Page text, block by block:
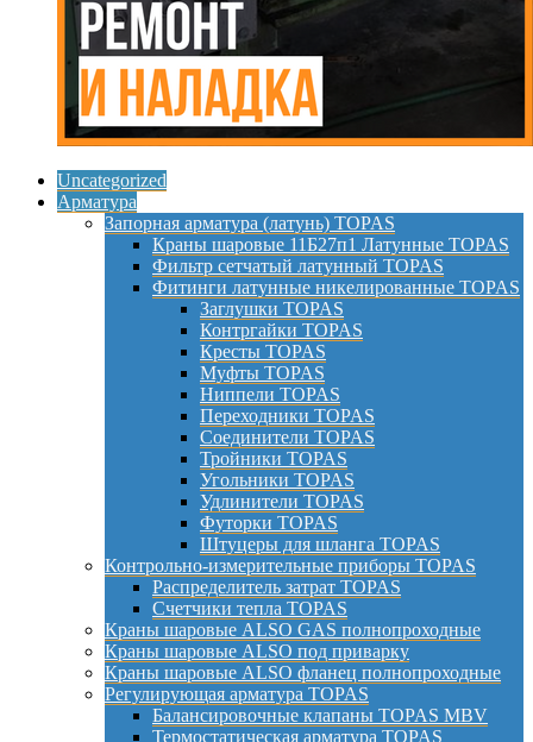
Uncategorized
Арматура
Запорная арматура (латунь) TOPAS
Краны шаровые 11Б27п1 Латунные TOPAS
Фильтр сетчатый латунный TOPAS
Фитинги латунные никелированные TOPAS
Заглушки TOPAS
Контргайки TOPAS
Кресты TOPAS
Муфты TOPAS
Ниппели TOPAS
Переходники TOPAS
Соединители TOPAS
Тройники TOPAS
Угольники TOPAS
Удлинители TOPAS
Футорки TOPAS
Штуцеры для шланга TOPAS
Контрольно-измерительные приборы TOPAS
Распределитель затрат TOPAS
Счетчики тепла TOPAS
Краны шаровые ALSO GAS полнопроходные
Краны шаровые ALSO под приварку
Краны шаровые ALSO фланец полнопроходные
Регулирующая арматура TOPAS
Балансировочные клапаны TOPAS MBV
Термостатическая арматура TOPAS